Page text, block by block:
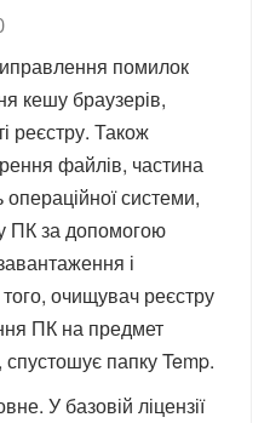
помилок
кешу браузерів,
реєстру. Також
файлів, частина
системи,
ПК за допомогою
і
очищувач реєстру
ПК на предмет
папку Temp.
У базовій ліцензії